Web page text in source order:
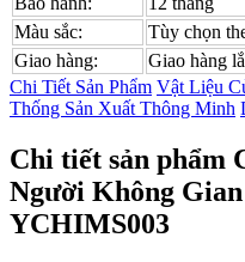
Màu sắc:
Tùy chọn
Giao hàng:
Giao hàng
Chi Tiết Sản Phẩm Vật Liệu
Thống Sản Xuất Thông Minh
Chi tiết sản phẩm
Người Không
YCHIMS003